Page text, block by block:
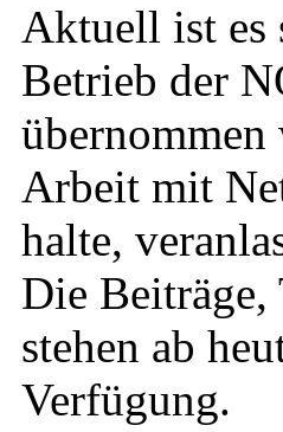
Aktuell ist es
Betrieb der
übernommen
Arbeit mit
halte,
Die Beiträge,
stehen ab
Verfügung.